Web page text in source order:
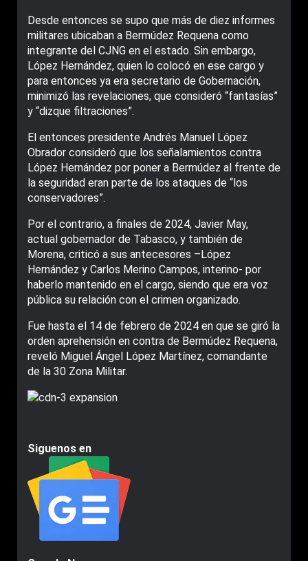
Desde entonces se supo que más de diez informes
militares ubicaban a Bermúdez Requena como
integrante del CJNG en el estado. Sin embargo,
López Hernández, quien lo colocó en ese cargo y
para entonces ya era secretario de Gobernación,
minimizó las revelaciones, que consideró “fantasías”
y “dizque filtraciones”.
El entonces presidente Andrés Manuel López
Obrador consideró que los señalamientos contra
López Hernández por poner a Bermúdez al frente de
la seguridad eran parte de los ataques de “los
conservadores”.
Por el contrario, a finales de 2024, Javier May,
actual gobernador de Tabasco, y también de
Morena, criticó a sus antecesores –López
Hernández y Carlos Merino Campos, interino- por
haberlo mantenido en el cargo, siendo que era voz
pública su relación con el crimen organizado.
Fue hasta el 14 de febrero de 2024 en que se giró la
orden aprehensión en contra de Bermúdez Requena,
reveló Miguel Ángel López Martínez, comandante
de la 30 Zona Militar.
Siguenos en